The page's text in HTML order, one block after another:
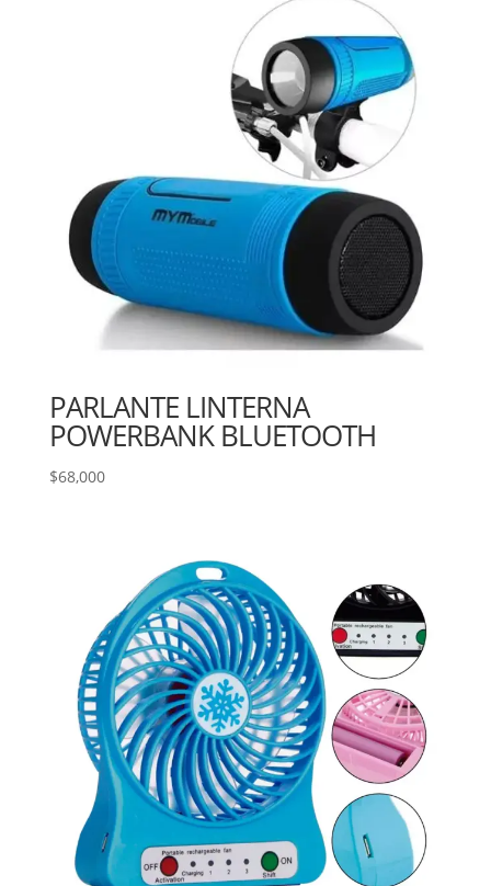
PARLANTE LINTERNA
POWERBANK BLUETOOTH
$68,000